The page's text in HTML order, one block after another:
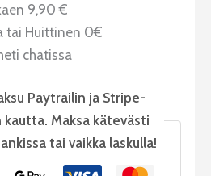
9,90 €
tai Huittinen 0€
chatissa
Paytrailin ja Stripe-
kautta. Maksa kätevästi
tai vaikka laskulla!